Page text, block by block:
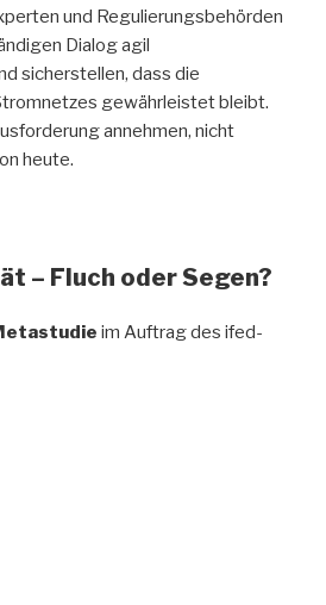
und Regulierungsbehörden
Dialog agil
sicherstellen, dass die
gewährleistet bleibt.
annehmen, nicht
heute.
– Fluch oder Segen?
im Auftrag des ifed-